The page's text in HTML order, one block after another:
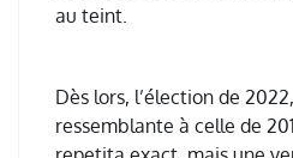
au teint.
Dès lors, l’élection de
ressemblante à celle de